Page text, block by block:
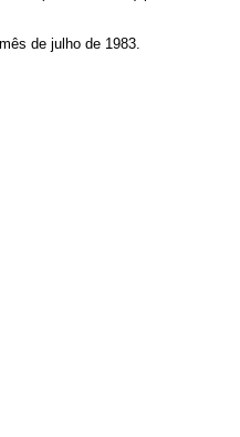
de julho de 1983.